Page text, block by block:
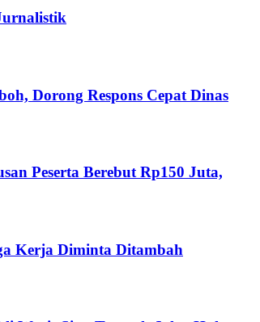
Dorong Respons Cepat Dinas
Peserta Berebut Rp150 Juta,
Kerja Diminta Ditambah